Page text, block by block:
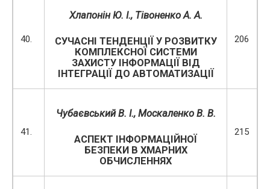
40.
Хлапонін Ю. І., Тівоненко А. А.
СУЧАСНІ ТЕНДЕНЦІЇ У РОЗВИТКУ
КОМПЛЕКСНОЇ СИСТЕМИ
ЗАХИСТУ ІНФОРМАЦІЇ ВІД
ІНТЕГРАЦІЇ ДО АВТОМАТИЗАЦІЇ
206
41.
Чубаєвський В. І., Москаленко В. В.
АСПЕКТ ІНФОРМАЦІЙНОЇ
БЕЗПЕКИ В ХМАРНИХ
ОБЧИСЛЕННЯХ
215